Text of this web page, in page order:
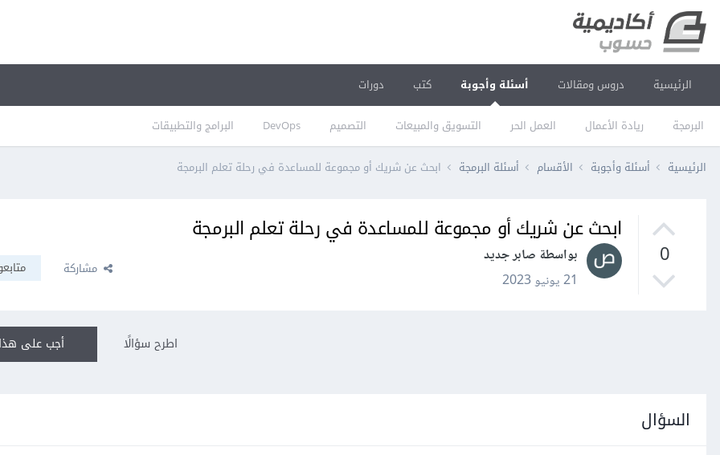
الرئيسية دروس ومقالات أسئلة وأجوبة
البرمجة ريادة الأعمال العمل الحر التسويق والمبيعات التصميم DevOps البرامج والتطبيقات
كتب دورات
الرئيسية أسئلة وأجوبة الأقسام أسئلة البرمجة ابحث عن شريك أو مجموعة للمساعدة في رحلة تعلم البرمجة
0
ابحث عن شريك أو مجموعة للمساعدة في رحلة تعلم البرمجة
بواسطة صابر جديد
21 يونيو 2023
مشاركة
أجب على اطرح سؤالًا
السؤال